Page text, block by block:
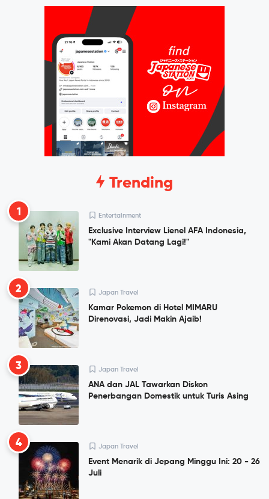
Trending
1 Entertainment
Exclusive Interview Lienel AFA Indonesia,
"Kami Akan Datang Lagi!"
2 Japan Travel
Kamar Pokemon di Hotel MIMARU
Direnovasi, Jadi Makin Ajaib!
3 Japan Travel
ANA dan JAL Tawarkan Diskon
Penerbangan Domestik untuk Turis Asing
4 Japan Travel
Event Menarik di Jepang Minggu Ini: 20 - 26
Juli